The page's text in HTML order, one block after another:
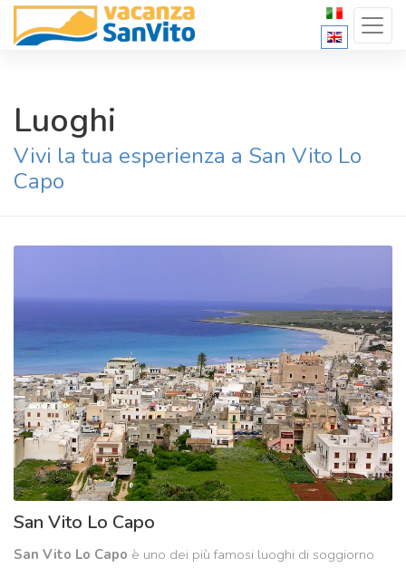
Luoghi
Vivi la tua esperienza a San Vito Lo
Capo
San Vito Lo Capo
San Vito Lo Capo è uno dei più famosi luoghi di soggiorno